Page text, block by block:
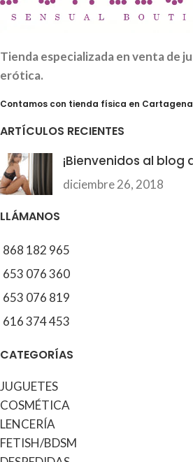
Tienda especializada en venta de
erótica.
Contamos con tienda física en
ARTÍCULOS RECIENTES
¡Bienvenidos al blog
diciembre 26, 2018
LLÁMANOS
868 182 965
653 076 360
653 076 819
616 374 453
CATEGORÍAS
JUGUETES
COSMÉTICA
LENCERÍA
FETISH/BDSM